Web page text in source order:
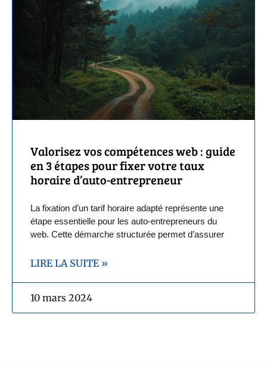
Valorisez vos compétences web : guide
en 3 étapes pour fixer votre taux
horaire d’auto-entrepreneur
La fixation d’un tarif horaire adapté représente une
étape essentielle pour les auto-entrepreneurs du
web. Cette démarche structurée permet d’assurer
LIRE LA SUITE »
10 mars 2024